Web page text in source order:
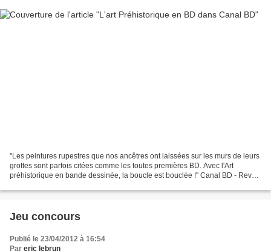
"Les peintures rupestres que nos ancêtres ont laissées sur les murs de leurs
grottes sont parfois citées comme les toutes premières BD. Avec l'Art
préhistorique en bande dessinée, la boucle est bouclée !" Canal BD - Revue
Jeu concours
Publié le 23/04/2012 à 16:54
Par eric lebrun